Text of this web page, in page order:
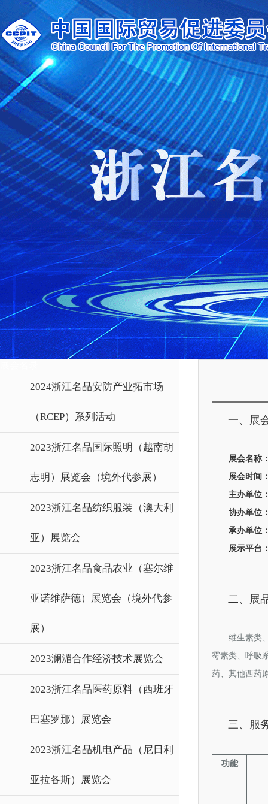
2024浙江名品安防产业拓市场
（RCEP）系列活动
2023浙江名品国际照明（越南胡
志明）展览会（境外代参展）
2023浙江名品纺织服装（澳大利
亚）展览会
2023浙江名品食品农业（塞尔维
亚诺维萨德）展览会（境外代参
展）
2023澜湄合作经济技术展览会
2023浙江名品医药原料（西班牙
巴塞罗那）展览会
2023浙江名品机电产品（尼日利
亚拉各斯）展览会
一、展
展会名称
展会时间
主办单位
协办单位
承办单位
展示平台
二、展
维生素类
霉素类、呼吸
药、其他西药
三、服
功能